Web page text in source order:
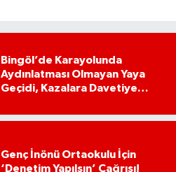
Bingöl’de Karayolunda
Aydınlatması Olmayan Yaya
Geçidi, Kazalara Davetiye
Genç İnönü Ortaokulu İçin
‘Denetim Yapılsın’ Çağrısı!